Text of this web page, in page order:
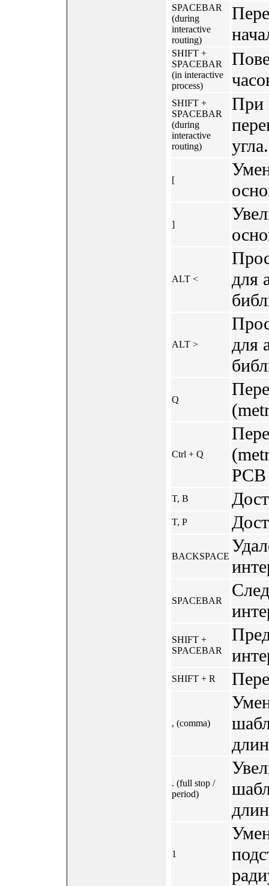
SPACEBAR
(during
interactive
routing)
SHIFT +
SPACEBAR
(in interactive
process)
SHIFT +
SPACEBAR
(during
interactive
routing)
При
угла.
[
]
ALT <
для
ALT >
для
Q
Ctrl + Q
T, B
T, P
BACKSPACE
SPACEBAR
SHIFT +
SPACEBAR
SHIFT + R
, (comma)
. (full stop /
period)
1